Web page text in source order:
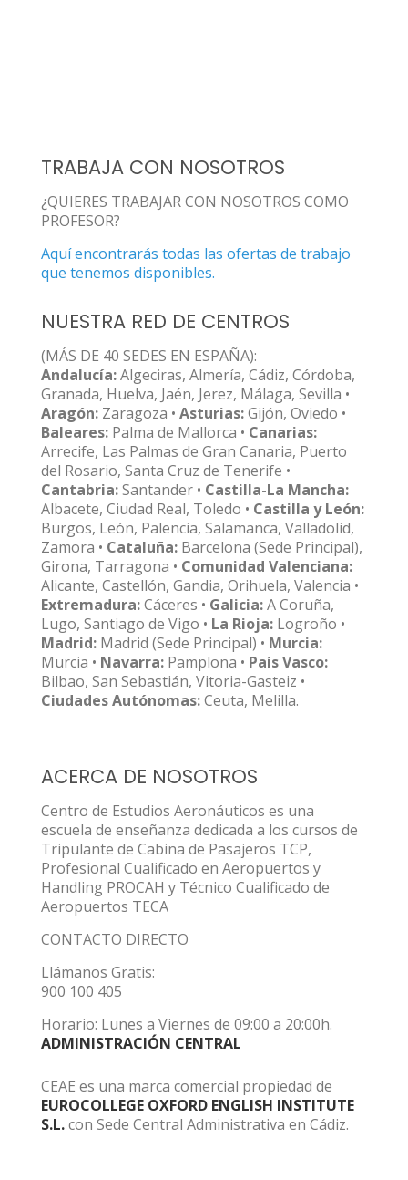
TRABAJA CON NOSOTROS
¿QUIERES TRABAJAR CON NOSOTROS COMO
PROFESOR?
Aquí encontrarás todas las ofertas de trabajo
que tenemos disponibles.
NUESTRA RED DE CENTROS
(MÁS DE 40 SEDES EN ESPAÑA):
Andalucía:Algeciras, Almería, Cádiz, Córdoba,
Granada, Huelva, Jaén, Jerez, Málaga, Sevilla •
Aragón: Zaragoza • Asturias:Gijón, Oviedo •
Baleares: Palma de Mallorca • Canarias:
Arrecife, Las Palmas de Gran Canaria, Puerto
del Rosario, Santa Cruz de Tenerife •
Cantabria:Santander • Castilla-La Mancha:
Albacete, Ciudad Real, Toledo • Castilla y León:
Burgos, León, Palencia, Salamanca, Valladolid,
Zamora • Cataluña: Barcelona (Sede Principal),
Girona, Tarragona • Comunidad Valenciana:
Alicante, Castellón, Gandia, Orihuela, Valencia •
Extremadura:Cáceres • Galicia:A Coruña,
Lugo, Santiago de Vigo • La Rioja: Logroño •
Madrid: Madrid (Sede Principal) • Murcia:
Murcia • Navarra: Pamplona • País Vasco:
Bilbao, San Sebastián, Vitoria-Gasteiz •
Ciudades Autónomas:Ceuta, Melilla.
ACERCA DE NOSOTROS
Centro de Estudios Aeronáuticos es una
escuela de enseñanza dedicada a los cursos de
Tripulante de Cabina de Pasajeros TCP,
Profesional Cualificado en Aeropuertos y
Handling PROCAH y Técnico Cualificado de
Aeropuertos TECA
CONTACTO DIRECTO
Llámanos Gratis:
900 100 405
Horario: Lunes a Viernes de 09:00 a 20:00h.
ADMINISTRACIÓN CENTRAL
CEAE es una marca comercial propiedad de
EUROCOLLEGE OXFORD ENGLISH INSTITUTE
S.L.con Sede Central Administrativa en Cádiz.